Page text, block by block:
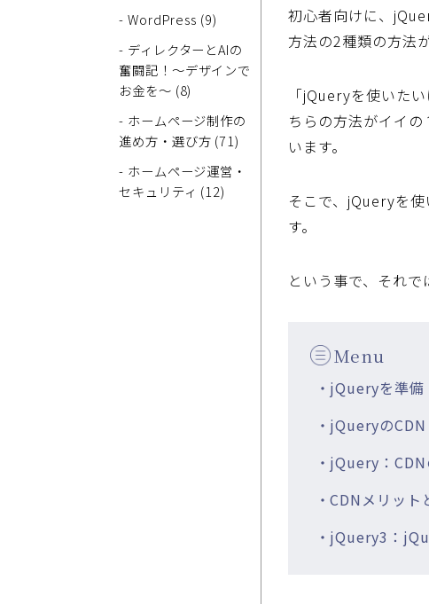
初心者向けに、
方法の2種類の方法
「jQueryを使いた
ちらの方法がイイ
います。
そこで、jQueryを
す。
という事で、それで
Menu
・jQueryを準
・jQueryのCDN
・jQuery：
・CDNメリッ
・jQuery3：
- WordPress (9)
- ディレクターとAIの
奮闘記！～デザインで
お金を～ (8)
- ホームページ制作の
進め方・選び方 (71)
- ホームページ運営・
セキュリティ (12)